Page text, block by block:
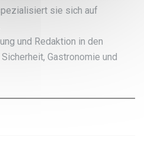
sie sich auf
und Redaktion in den
Gastronomie und